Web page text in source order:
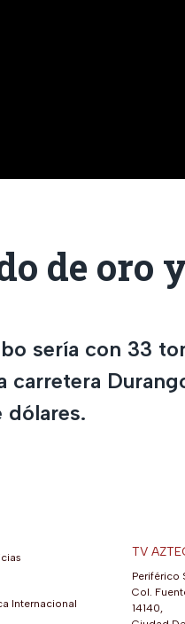
de oro
sería con 33
carretera
dólares.
Internacional
TV
Periférico
Col.
14140,